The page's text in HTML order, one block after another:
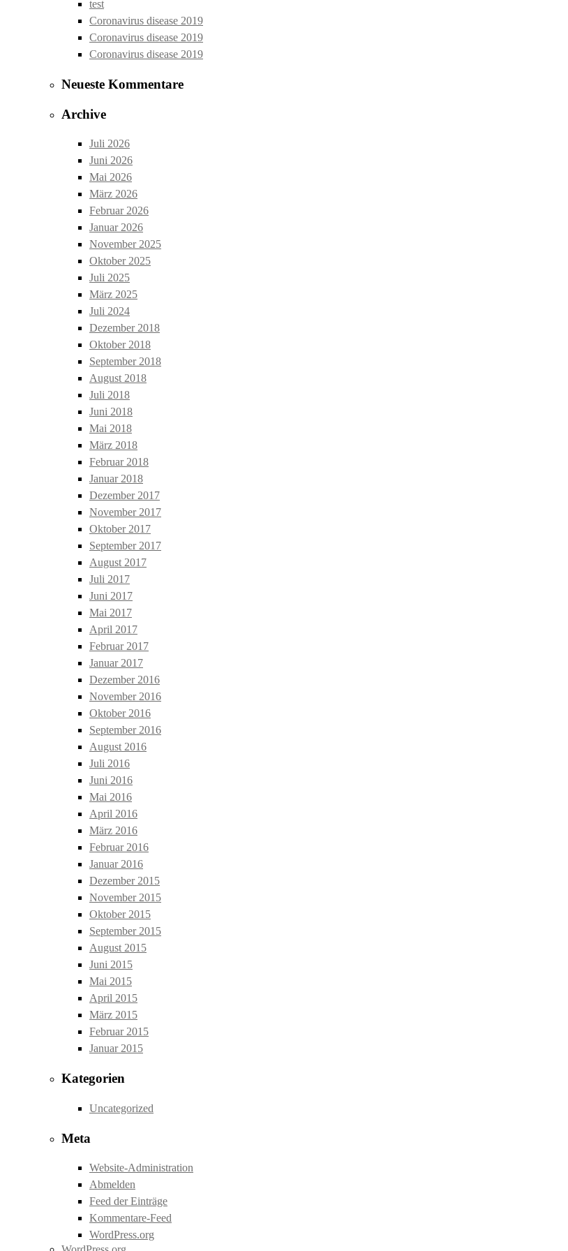
test
Coronavirus disease 2019
Coronavirus disease 2019
Coronavirus disease 2019
Neueste Kommentare
Archive
Juli 2026
Juni 2026
Mai 2026
März 2026
Februar 2026
Januar 2026
November 2025
Oktober 2025
Juli 2025
März 2025
Juli 2024
Dezember 2018
Oktober 2018
September 2018
August 2018
Juli 2018
Juni 2018
Mai 2018
März 2018
Februar 2018
Januar 2018
Dezember 2017
November 2017
Oktober 2017
September 2017
August 2017
Juli 2017
Juni 2017
Mai 2017
April 2017
Februar 2017
Januar 2017
Dezember 2016
November 2016
Oktober 2016
September 2016
August 2016
Juli 2016
Juni 2016
Mai 2016
April 2016
März 2016
Februar 2016
Januar 2016
Dezember 2015
November 2015
Oktober 2015
September 2015
August 2015
Juni 2015
Mai 2015
April 2015
März 2015
Februar 2015
Januar 2015
Kategorien
Uncategorized
Meta
Website-Administration
Abmelden
Feed der Einträge
Kommentare-Feed
WordPress.org